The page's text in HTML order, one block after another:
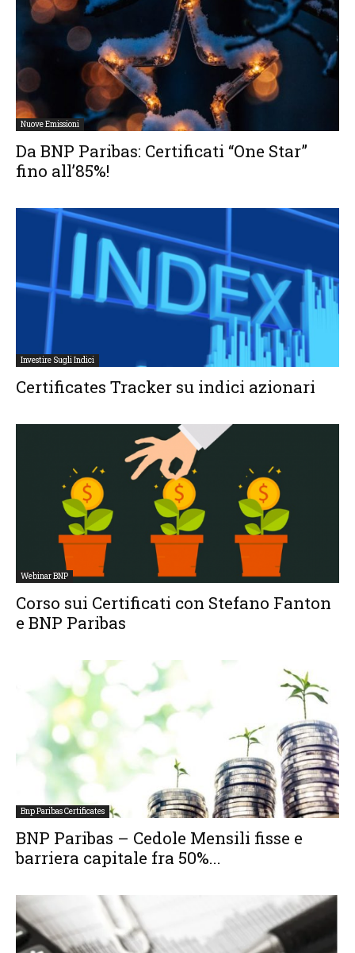
Nuove Emissioni
Da BNP Paribas: Certificati “One Star”
fino all’85%!
Investire Sugli Indici
Certificates Tracker su indici azionari
Webinar BNP
Corso sui Certificati con Stefano Fanton
e BNP Paribas
Bnp Paribas Certificates
BNP Paribas – Cedole Mensili fisse e
barriera capitale fra 50%...